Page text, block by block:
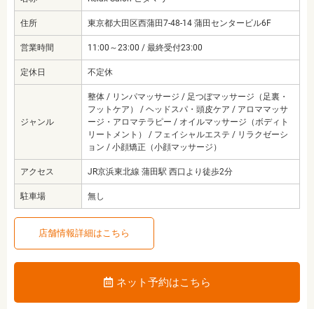
住所 東京都大田区西蒲田7-48-14 蒲田センタービル6F
営業時間 11:00～23:00 / 最終受付23:00
定休日 不定休
ジャンル
整体 / リンパマッサージ / 足つぼマッサージ（足裏・
フットケア） / ヘッドスパ・頭皮ケア / アロママッサ
ージ・アロマテラピー / オイルマッサージ（ボディト
リートメント） / フェイシャルエステ / リラクゼーシ
ョン / 小顔矯正（小顔マッサージ）
アクセス JR京浜東北線 蒲田駅 西口より徒歩2分
駐車場 無し
店舗情報詳細はこちら
ネット予約はこちら